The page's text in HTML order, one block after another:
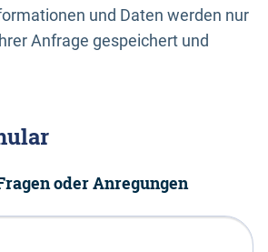
und Daten werden nur
Anfrage gespeichert und
oder Anregungen